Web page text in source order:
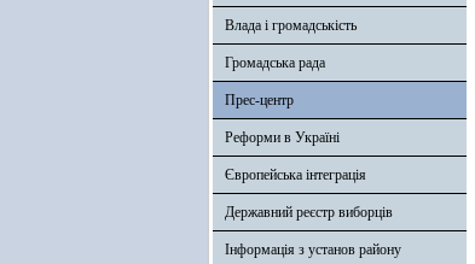
Влада і громадськість
Громадська рада
Прес-центр
Реформи в Україні
Європейська інтеграція
Державний реєстр виборців
Інформація з установ району